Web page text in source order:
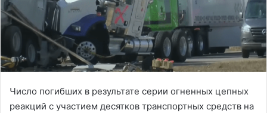
Число погибших в результате серии огненных цепных
реакций с участием десятков транспортных средств на